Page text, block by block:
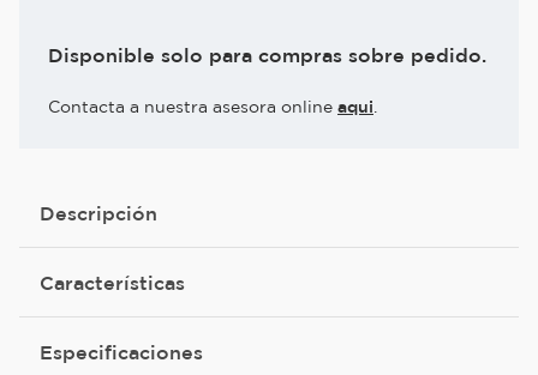
Disponible solo para compras sobre pedido.
Contacta a nuestra asesora online aqui
Descripción
Características
Especificaciones